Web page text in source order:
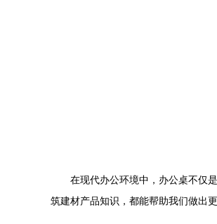
在现代办公环境中，办公桌不仅
筑建材产品知识，都能帮助我们做出更